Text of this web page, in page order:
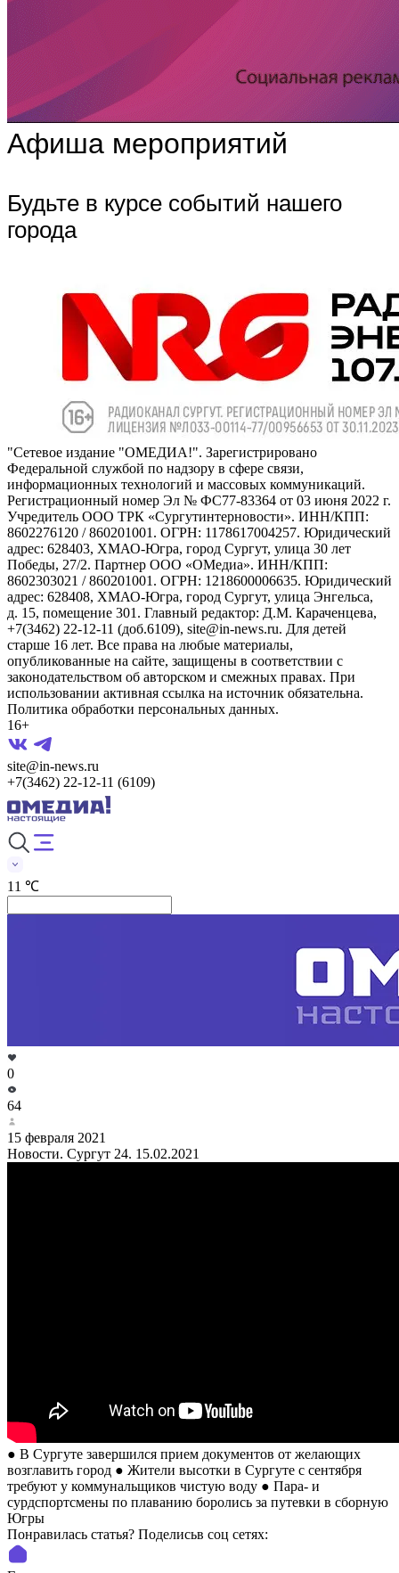
Афиша мероприятий
Будьте в курсе событий нашего
города
"Сетевое издание "ОМЕДИА!". Зарегистрировано
Федеральной службой по надзору в сфере связи,
информационных технологий и массовых коммуникаций.
Регистрационный номер Эл № ФС77-83364 от 03 июня 2022 г.
Учредитель ООО ТРК «Сургутинтерновости». ИНН/КПП:
8602276120 / 860201001. ОГРН: 1178617004257. Юридический
адрес: 628403, ХМАО-Югра, город Сургут, улица 30 лет
Победы, 27/2. Партнер ООО «ОМедиа». ИНН/КПП:
8602303021 / 860201001. ОГРН: 1218600006635. Юридический
адрес: 628408, ХМАО-Югра, город Сургут, улица Энгельса,
д. 15, помещение 301. Главный редактор: Д.М. Караченцева,
+7(3462) 22-12-11 (доб.6109), site@in-news.ru. Для детей
старше 16 лет. Все права на любые материалы,
опубликованные на сайте, защищены в соответствии с
законодательством об авторском и смежных правах. При
использовании активная ссылка на источник обязательна.
Политика обработки персональных данных.
16+
site@in-news.ru
+7(3462) 22-12-11 (6109)
11 ℃
0
64
15 февраля 2021
Новости. Сургут 24. 15.02.2021
● В Сургуте завершился прием документов от желающих
возглавить город ● Жители высотки в Сургуте с сентября
требуют у коммунальщиков чистую воду ● Пара- и
сурдспортсмены по плаванию боролись за путевки в сборную
Югры
Понравилась статья? Поделиcьв соц сетях: